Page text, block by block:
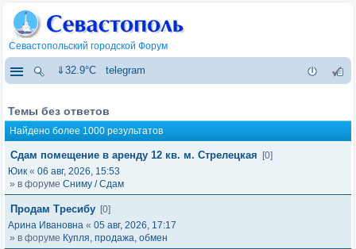
Севастопольский городской Форум
⇓32.9°C telegram
Темы без ответов
Найдено более 1000 результатов
Сдам помещение в аренду 12 кв. м. Стрелецкая
[0]
Юик « 06 авг, 2026, 15:53
» в форуме Сниму / Сдам
Продам Тресибу [0]
Арина Ивановна « 05 авг, 2026, 17:17
» в форуме Купля, продажа, обмен